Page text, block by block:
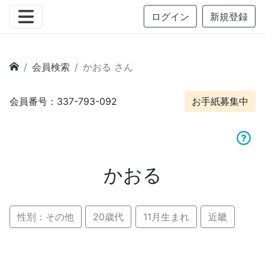
ログイン 新規登録
会員検索 かおる さん
会員番号：337-793-092 お手紙募集中
かおる
性別：その他 20歳代 11月生まれ 近畿